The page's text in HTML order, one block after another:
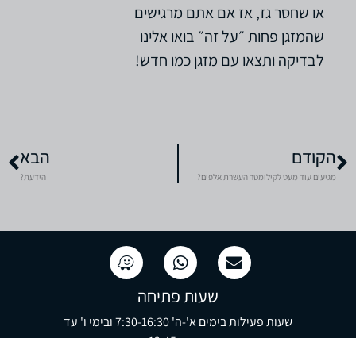
או שחסר גז, אז אם אתם מרגישים
שהמזגן פחות ״על זה״ בואו אלינו
לבדיקה ותצאו עם מזגן כמו חדש!
הקודם
מגיעים עוד מעט לקילומטר העשרת אלפים?
הבא
הידעת?
שעות פתיחה
שעות פעילות בימים א'-ה' 7:30-16:30 ובימי ו' עד